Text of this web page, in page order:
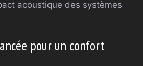
acoustique des systèmes
pour un confort